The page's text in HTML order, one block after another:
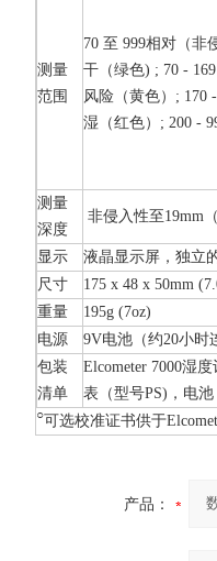
测量
范围
70 至 999相对（非
干（绿色) ; 70 - 169
风险（黄色）; 170
湿（红色）; 200 -
测量
深度
非侵入性至19mm（
显示
液晶显示屏，独立
尺寸
175 x 48 x 50mm
重量
195g (7oz)
电源
9V电池（约20小时
包装
清单
Elcometer 7000湿
表（型号PS)，电
○可选校准证书供于
产品：